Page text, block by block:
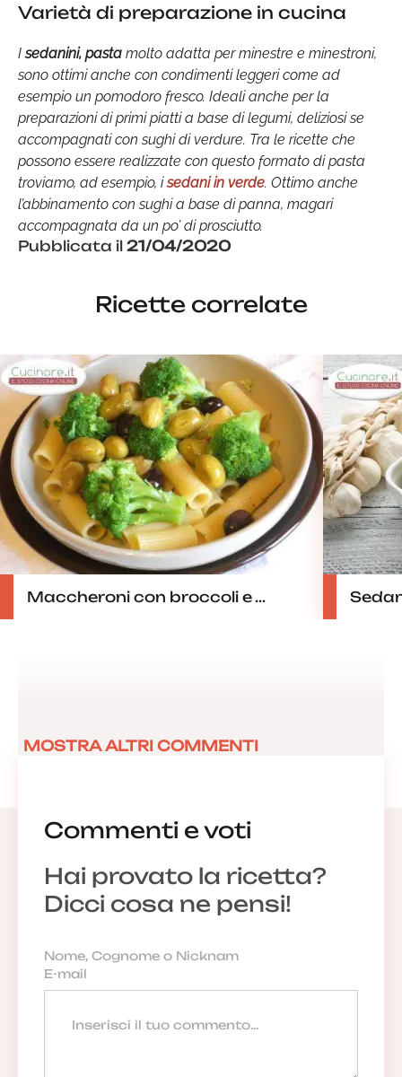
Varietà di preparazione in cucina
Isedanini, pasta molto adatta per minestre e minestroni,
sono ottimi anche con condimenti leggeri come ad
esempio un pomodoro fresco. Ideali anche per la
preparazioni di primi piatti a base di legumi, deliziosi se
accompagnati con sughi di verdure. Tra le ricette che
possono essere realizzate con questo formato di pasta
troviamo, ad esempio, isedani in verde. Ottimo anche
l’abbinamento con sughi a base di panna, magari
accompagnata da un po’ di prosciutto.
Pubblicata il 21/04/2020
Ricette correlate
Maccheroni con broccoli e ...
Commenti e voti
Hai provato la ricetta?
Dicci cosa ne pensi!
MOSTRA ALTRI COMMENTI